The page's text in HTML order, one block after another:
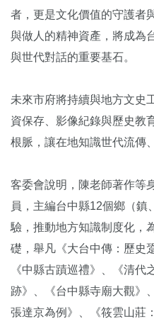
者，更是文化價值的守護者
與做人的精神資產，將成為
與世代對話的重要基石。
未來市府將持續與地方文史
資保存、影像紀錄與歷史教
根脈，讓在地知識世代流傳
客委會說明，陳老師著作等
員，主編台中縣12個鄉（鎮
驗，推動地方知識制度化，
礎，舉凡《大台中傳：歷史
《中縣古蹟巡禮》、《清代
跡》、《台中縣寺廟大觀》
張達京為例》、《筱雲山莊